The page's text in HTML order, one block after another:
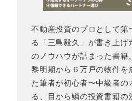
不動産投資のプロとして第
る「三島毅久」が書き上げ
のノウハウが詰まった書籍。
黎明期から６万戸の物件を
た筆者が初心者〜中級者の
る、目から鱗の投資書籍の
☆お